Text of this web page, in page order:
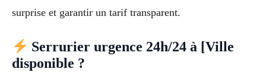
surprise et garantir un tarif transparent.
Serrurier urgence 24h/24 à [Ville
disponible ?